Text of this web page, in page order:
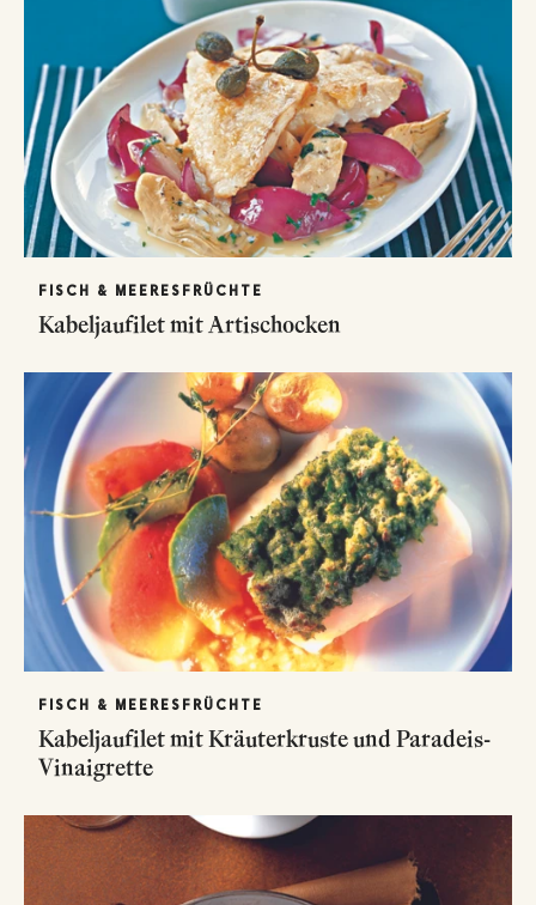
FISCH & MEERESFRÜCHTE
Kabeljaufilet mit Artischocken
FISCH & MEERESFRÜCHTE
Kabeljaufilet mit Kräuterkruste und Paradeis-
Vinaigrette